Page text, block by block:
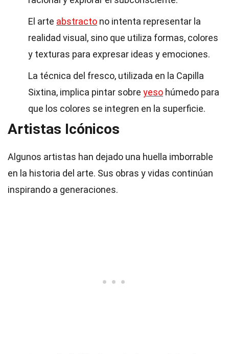
El arte abstracto no intenta representar la
realidad visual, sino que utiliza formas, colores
y texturas para expresar ideas y emociones.
La técnica del fresco, utilizada en la Capilla
Sixtina, implica pintar sobre yeso húmedo para
que los colores se integren en la superficie.
Artistas Icónicos
Algunos artistas han dejado una huella imborrable
en la historia del arte. Sus obras y vidas continúan
inspirando a generaciones.